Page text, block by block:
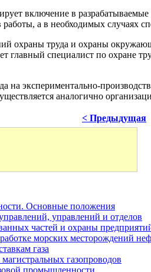
включение в
а в необходимых случаях
охраны труда и охраны
главный специалист по охране
на экспериментально-
аналогично
< Предыдущая
Основные положения
управлений и отделов
частей и охраны
морских месторождений
газа
газопроводов
промышленности